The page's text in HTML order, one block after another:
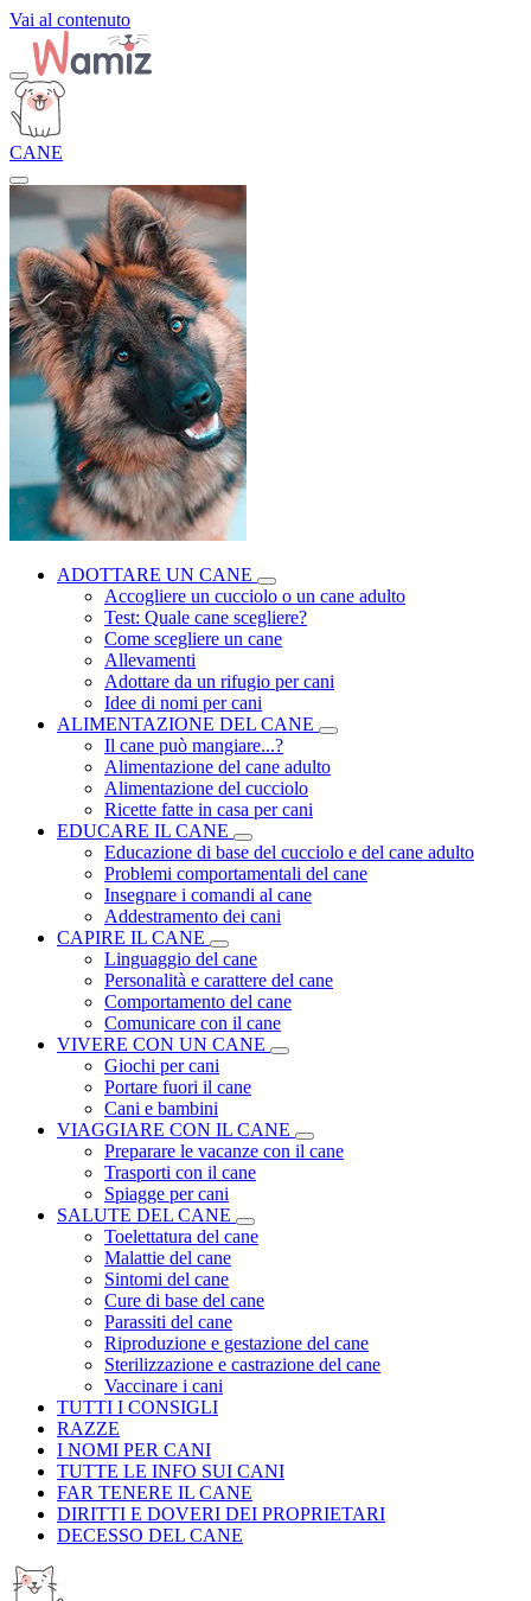
Vai al contenuto
CANE
ADOTTARE UN CANE
Accogliere un cucciolo o un cane adulto
Test: Quale cane scegliere?
Come scegliere un cane
Allevamenti
Adottare da un rifugio per cani
Idee di nomi per cani
ALIMENTAZIONE DEL CANE
Il cane può mangiare...?
Alimentazione del cane adulto
Alimentazione del cucciolo
Ricette fatte in casa per cani
EDUCARE IL CANE
Educazione di base del cucciolo e del cane adulto
Problemi comportamentali del cane
Insegnare i comandi al cane
Addestramento dei cani
CAPIRE IL CANE
Linguaggio del cane
Personalità e carattere del cane
Comportamento del cane
Comunicare con il cane
VIVERE CON UN CANE
Giochi per cani
Portare fuori il cane
Cani e bambini
VIAGGIARE CON IL CANE
Preparare le vacanze con il cane
Trasporti con il cane
Spiagge per cani
SALUTE DEL CANE
Toelettatura del cane
Malattie del cane
Sintomi del cane
Cure di base del cane
Parassiti del cane
Riproduzione e gestazione del cane
Sterilizzazione e castrazione del cane
Vaccinare i cani
TUTTI I CONSIGLI
RAZZE
I NOMI PER CANI
TUTTE LE INFO SUI CANI
FAR TENERE IL CANE
DIRITTI E DOVERI DEI PROPRIETARI
DECESSO DEL CANE